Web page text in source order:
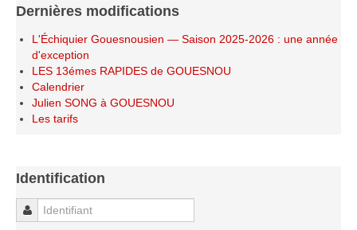
Saison 2012-2013
Saison 2011-2012
Saison 2010-2011
Saison 2009-2010
Saison 2008-2009
Les Rapides
Dernières modifications
L'Échiquier Gouesnousien — Saison 2025-2026 : une année
d'exception
LES 13émes RAPIDES de GOUESNOU
Calendrier
Julien SONG à GOUESNOU
Les tarifs
Identification
Identifiant